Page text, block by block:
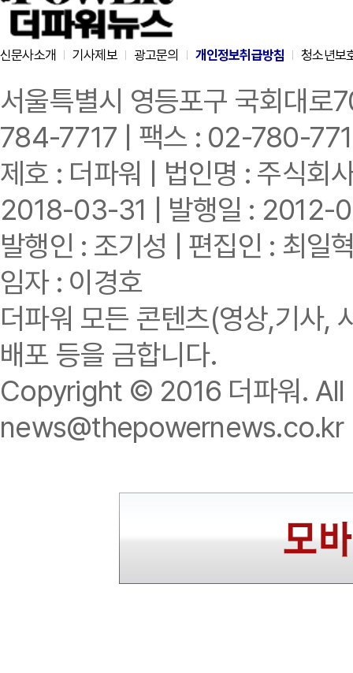
신문사소개 기사제보 광고문의 개인정보취급방침 청소년보
서울특별시 영등포구 국회대
784-7717 | 팩스 : 02-780-
제호 : 더파워 | 법인명 : 주식회
2018-03-31 | 발행일 : 2012-
발행인 : 조기성 | 편집인 : 최일
임자 : 이경호
더파워 모든 콘텐츠(영상,기사,
배포 등을 금합니다.
Copyright © 2016 더파워.
news@thepowernews.co.kr